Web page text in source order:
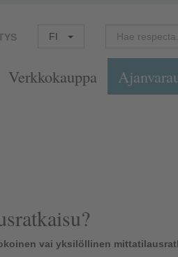
FI
Verkkokauppa
vai yksilöllinen